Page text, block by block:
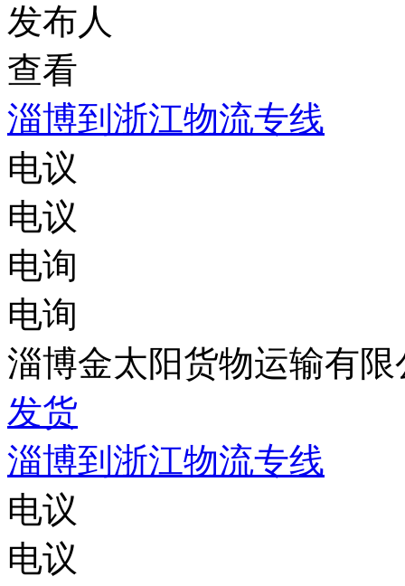
发布人
查看
淄博到浙江物流专线
电议
电议
电询
电询
淄博金太阳货物运输有
发货
淄博到浙江物流专线
电议
电议